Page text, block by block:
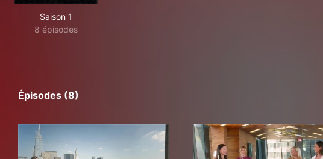
Saison 1
8 épisodes
Épisodes (8)